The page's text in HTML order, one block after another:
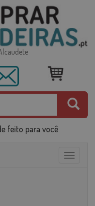
feito para você
Toggle